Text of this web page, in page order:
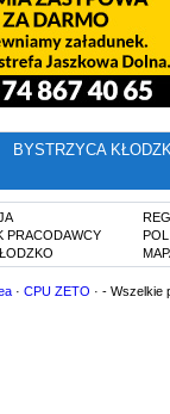
BYSTRZYCA
PRACODAWCY
· CPU ZETO · - Wszelkie